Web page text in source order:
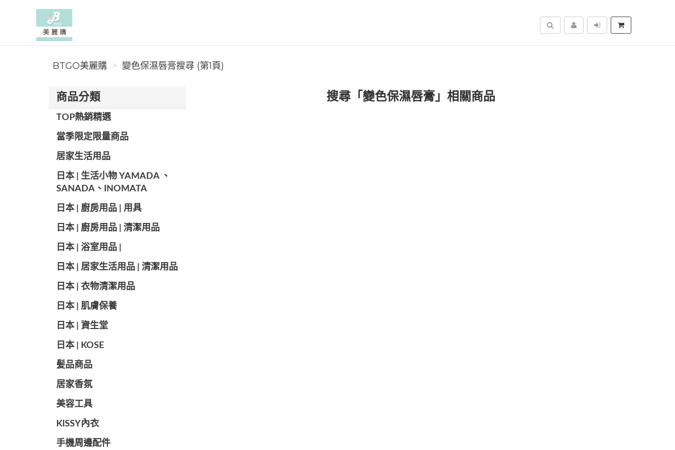
BTGO美麗購
搜尋
BTGO美麗購 變色保濕唇膏搜尋 (第1頁)
商品分類
TOP熱銷精選
當季限定限量商品
居家生活用品
日本 | 生活小物 YAMADA 、
SANADA、INOMATA
日本 | 廚房用品 | 用具
日本 | 廚房用品 | 清潔用品
日本 | 浴室用品 |
日本 | 居家生活用品 | 清潔用品
日本 | 衣物清潔用品
日本 | 肌膚保養
日本 | 資生堂
日本 | KOSE
髪品商品
居家香氛
美容工具
KISSY內衣
手機周邊配件
搜尋「變色保濕唇膏」相關商品